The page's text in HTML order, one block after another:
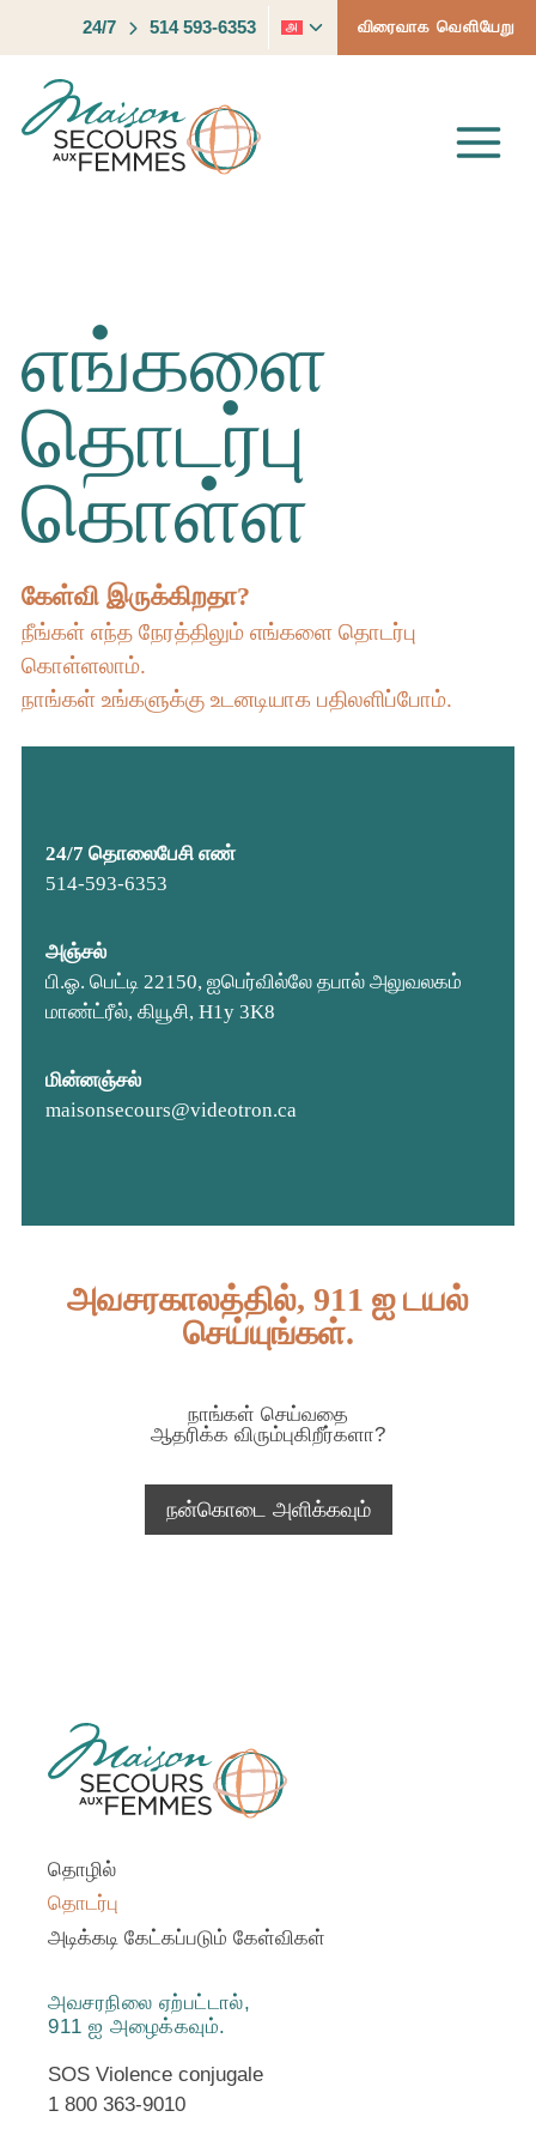
content
24/7 514 593-6353
Toggle
child
விரைவாக வெளியேறு
எங்களை
தொடர்பு
கொள்ள
கேள்வி இருக்கிறதா?
நீங்கள் எந்த நேரத்திலும் எங்களை தொடர்பு
கொள்ளலாம்.
நாங்கள் உங்களுக்கு உடனடியாக பதிலளிப்போம்.
24/7 தொலைபேசி எண்
514-593-6353
அஞ்சல்
பி.ஓ. பெட்டி 22150, ஐபெர்வில்லே தபால் அலுவலகம்
மாண்ட்ரீல், கியூசி, H1y 3K8
மின்னஞ்சல்
maisonsecours@videotron.ca
அவசரகாலத்தில், 911 ஐ டயல்
செய்யுங்கள்.
நாங்கள் செய்வதை
ஆதரிக்க விரும்புகிறீர்களா?
நன்கொடை அளிக்கவும்
தொழில்
தொடர்பு
அடிக்கடி கேட்கப்படும் கேள்விகள்
அவசரநிலை ஏற்பட்டால்,
911 ஐ அழைக்கவும்.
SOS Violence conjugale
1 800 363-9010